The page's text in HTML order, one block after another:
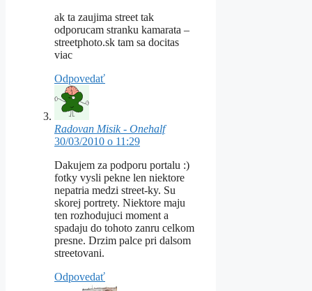
ak ta zaujima street tak
odporucam stranku kamarata –
streetphoto.sk tam sa docitas
viac
Odpovedať
Radovan Misik - Onehalf
30/03/2010 o 11:29
Dakujem za podporu portalu :)
fotky vysli pekne len niektore
nepatria medzi street-ky. Su
skorej portrety. Niektore maju
ten rozhodujuci moment a
spadaju do tohoto zanru celkom
presne. Drzim palce pri dalsom
streetovani.
Odpovedať